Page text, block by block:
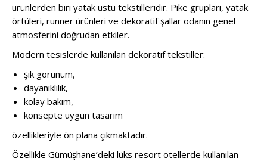
ürünlerden biri yatak üstü tekstilleridir. Pike grupları, yatak
örtüleri, runner ürünleri ve dekoratif şallar odanın genel
atmosferini doğrudan etkiler.
Modern tesislerde kullanılan dekoratif tekstiller:
şık görünüm,
dayanıklılık,
kolay bakım,
konsepte uygun tasarım
özellikleriyle ön plana çıkmaktadır.
Özellikle Gümüşhane’deki lüks resort otellerde kullanılan